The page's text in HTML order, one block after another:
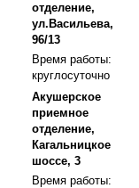
отделение,
ул.Васильева,
96/13
Время работы:
круглосуточно
Акушерское
приемное
отделение,
Кагальницкое
шоссе, 3
Время работы: